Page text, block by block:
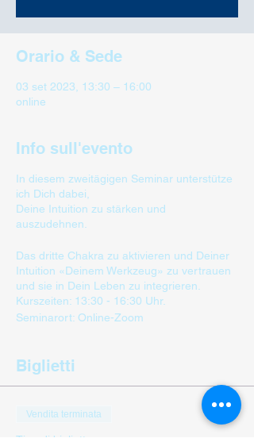
Orario & Sede
03 set 2023, 13:30 – 16:00
online
Info sull'evento
In diesem zweitägigen Seminar unterstütze
ich Dich dabei,
Deine Intuition zu stärken und
auszudehnen.
Das dritte Chakra zu aktivieren und Deiner
Intuition «Deinem Werkzeug» zu vertrauen
und sie in Dein Leben zu integrieren.
Kurszeiten: 13:30 - 16:30 Uhr.
Seminarort: Online-Zoom
Biglietti
Vendita terminata